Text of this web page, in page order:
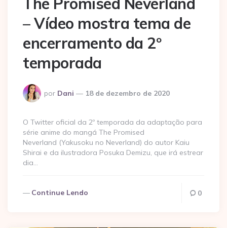
– Vídeo mostra tema de
encerramento da 2º
temporada
Postado
por
por Dani 18 de dezembro de 2020
O Twitter oficial da 2º temporada da adaptação para
série anime do mangá The Promised
Neverland (Yakusoku no Neverland) do autor Kaiu
Shirai e da ilustradora Posuka Demizu, que irá estrear
dia…
Continue Lendo 0